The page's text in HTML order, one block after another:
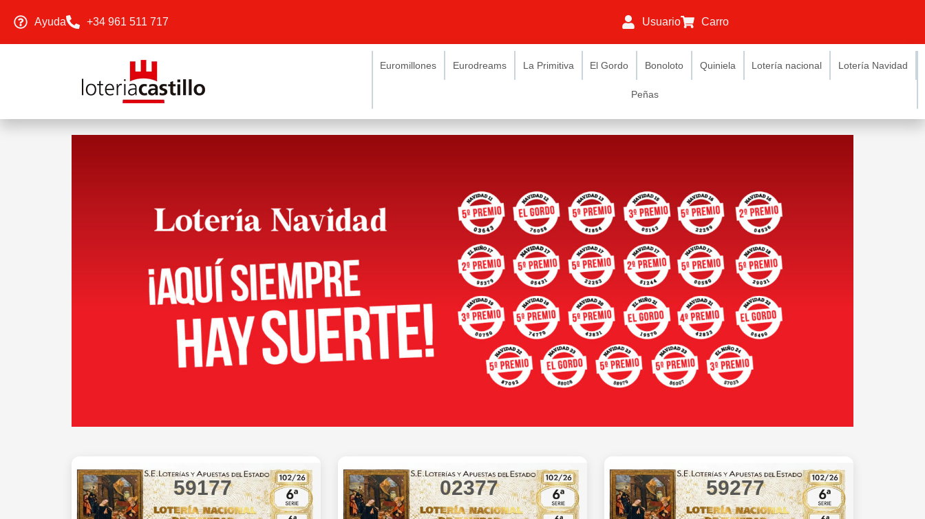
Ayuda +34 961 511 717 Usuario Carro
Euromillones Eurodreams La Primitiva El Gordo Bonoloto Quiniela Lotería nacional Lotería Navidad
Peñas
59177 02377 59277